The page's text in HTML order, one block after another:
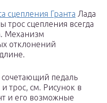
сцепления Гранта Лада
трос сцепления всегда
Механизм
отклонений
педаль
трос, см. Рисунок в
и его возможные